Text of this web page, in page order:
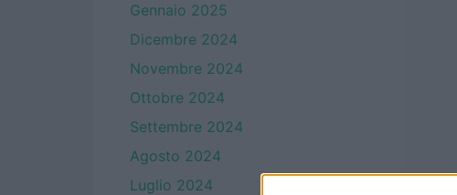
Gennaio 2025
Dicembre 2024
Novembre 2024
Ottobre 2024
Settembre 2024
Agosto 2024
Luglio 2024